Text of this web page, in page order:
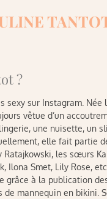
?
sur Instagram. Née
vêtue d’un
une nuisette, un
elle fait partie
les sœurs
Ilona Smet, Lily Rose,
grâce à la publication
mannequin en bikini.